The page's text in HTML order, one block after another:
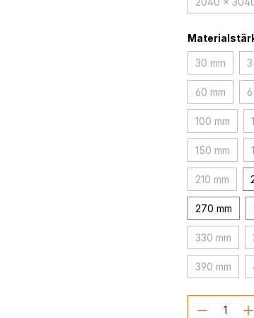
30 mm(Diese
60 mm(Diese
100 mm(Diese
150 mm(Diese
210 mm(Diese
270 mm
330 mm
(Diese
390 mm
(Diese